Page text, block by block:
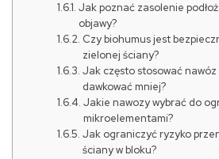
Jak poznać zasolenie
objawy?
Czy biohumus jest
zielonej ściany?
Jak często stosować
dawkować mniej?
Jakie nawozy wybrać do
mikroelementami?
Jak ograniczyć ryzyko
ściany w bloku?